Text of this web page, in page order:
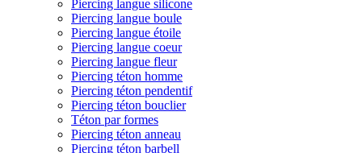
Piercing langue silicone
Piercing langue boule
Piercing langue étoile
Piercing langue coeur
Piercing langue fleur
Piercing téton homme
Piercing téton pendentif
Piercing téton bouclier
Téton par formes
Piercing téton anneau
Piercing téton barbell